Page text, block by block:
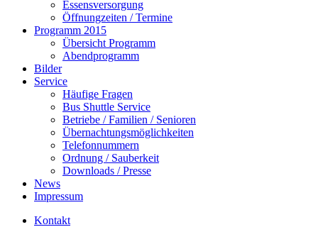
Essensversorgung
Öffnungzeiten / Termine
Programm 2015
Übersicht Programm
Abendprogramm
Bilder
Service
Häufige Fragen
Bus Shuttle Service
Betriebe / Familien / Senioren
Übernachtungsmöglichkeiten
Telefonnummern
Ordnung / Sauberkeit
Downloads / Presse
News
Impressum
Kontakt